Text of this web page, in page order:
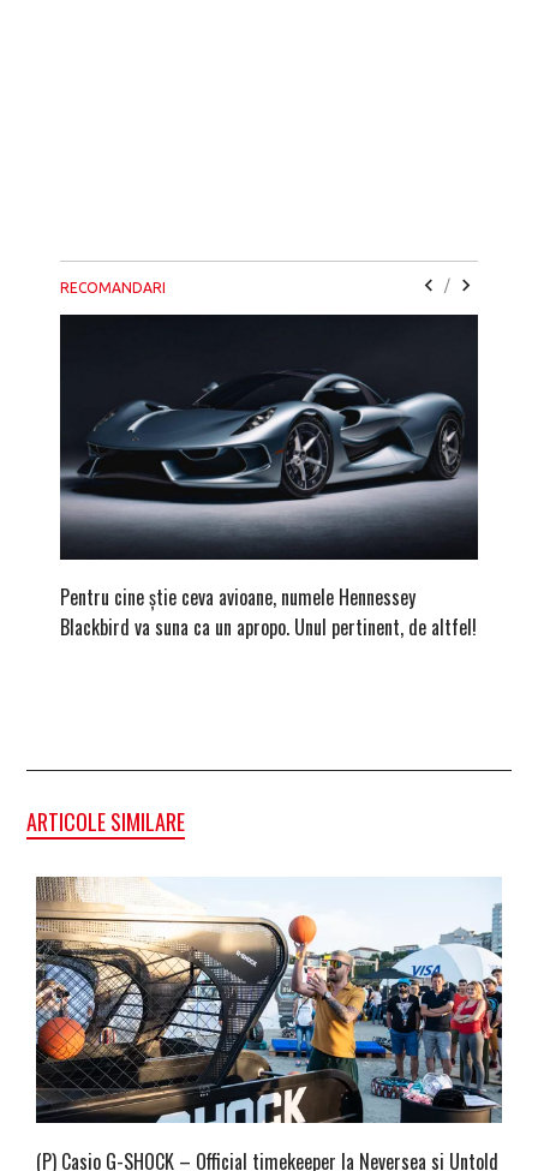
RECOMANDARI /
Pentru cine știe ceva avioane, numele Hennessey
Blackbird va suna ca un apropo. Unul pertinent, de altfel!
ARTICOLE SIMILARE
(P) Casio G-SHOCK – Official timekeeper la Neversea si Untold